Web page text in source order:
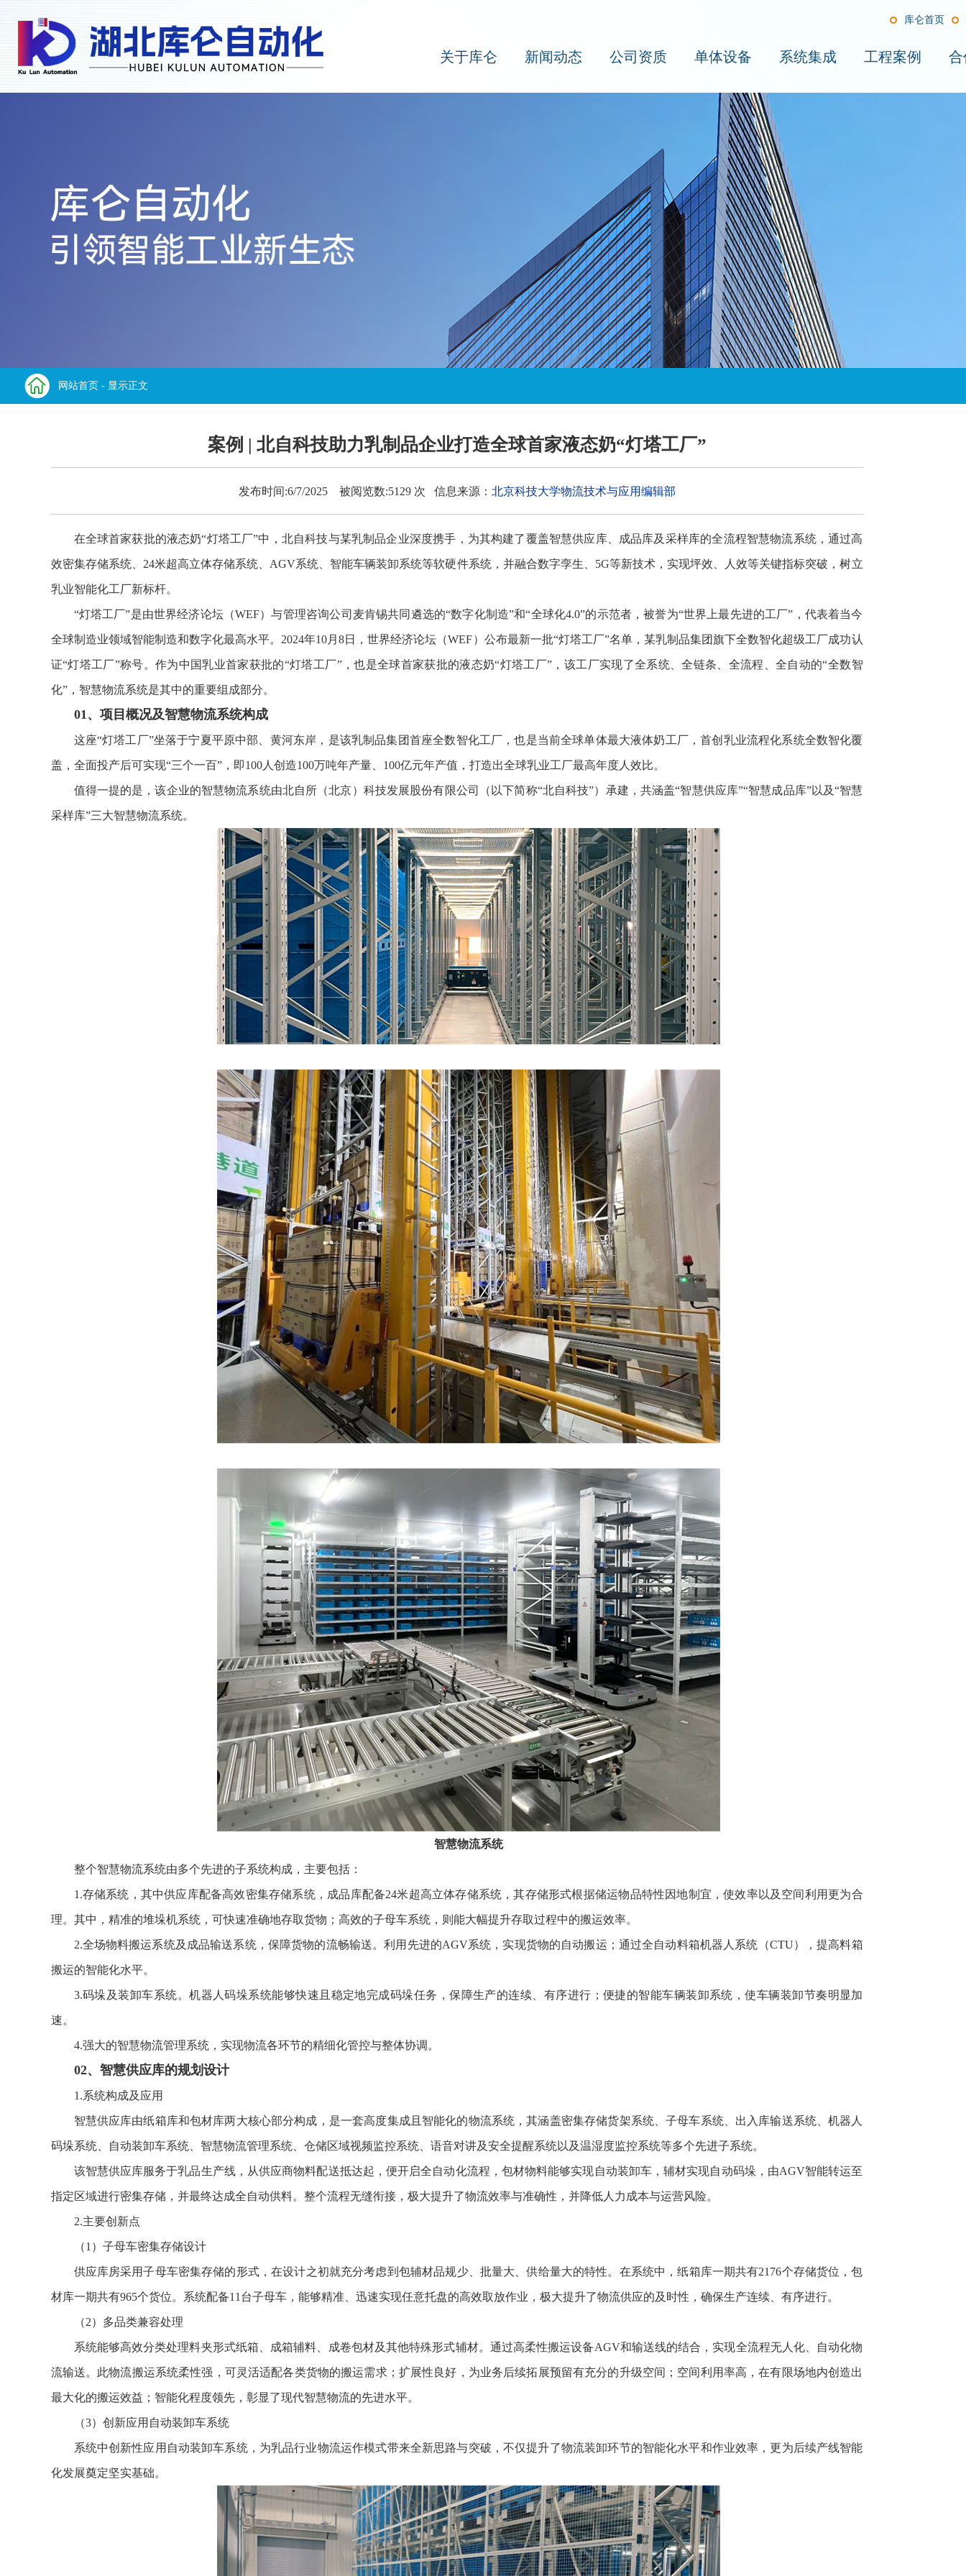
库仑首页
关于库仑 新闻动态 公司资质 单体设备 系统集成 工程案例 合
网站首页 - 显示正文
案例 | 北自科技助力乳制品企业打造全球首家液态奶“灯塔工厂”
发布时间:6/7/2025 被阅览数:5129 次 信息来源： 北京科技大学物流技术与应用编辑部
在全球首家获批的液态奶“灯塔工厂”中，北自科技与某乳制品企业深度携手，为其构建了覆盖智慧供应库、成品库及采样库的全流程智慧物流系统，通过高
效密集存储系统、24米超高立体存储系统、AGV系统、智能车辆装卸系统等软硬件系统，并融合数字孪生、5G等新技术，实现坪效、人效等关键指标突破，树立
乳业智能化工厂新标杆。
“灯塔工厂”是由世界经济论坛（WEF）与管理咨询公司麦肯锡共同遴选的“数字化制造”和“全球化4.0”的示范者，被誉为“世界上最先进的工厂”，代表着当今
全球制造业领域智能制造和数字化最高水平。2024年10月8日，世界经济论坛（WEF）公布最新一批“灯塔工厂”名单，某乳制品集团旗下全数智化超级工厂成功认
证“灯塔工厂”称号。作为中国乳业首家获批的“灯塔工厂”，也是全球首家获批的液态奶“灯塔工厂”，该工厂实现了全系统、全链条、全流程、全自动的“全数智
化”，智慧物流系统是其中的重要组成部分。
01、 项目概况及智慧物流系统构成
这座“灯塔工厂”坐落于宁夏平原中部、黄河东岸，是该乳制品集团首座全数智化工厂，也是当前全球单体最大液体奶工厂，首创乳业流程化系统全数智化覆
盖，全面投产后可实现“三个一百”，即100人创造100万吨年产量、100亿元年产值，打造出全球乳业工厂最高年度人效比。
值得一提的是，该企业的智慧物流系统由北自所（北京）科技发展股份有限公司（以下简称“北自科技”）承建，共涵盖“智慧供应库”“智慧成品库”以及“智慧
采样库”三大智慧物流系统。
智慧物流系统
整个智慧物流系统由多个先进的子系统构成，主要包括：
1.存储系统，其中供应库配备高效密集存储系统，成品库配备24米超高立体存储系统，其存储形式根据储运物品特性因地制宜，使效率以及空间利用更为合
理。其中，精准的堆垛机系统，可快速准确地存取货物；高效的子母车系统，则能大幅提升存取过程中的搬运效率。
2.全场物料搬运系统及成品输送系统，保障货物的流畅输送。利用先进的AGV系统，实现货物的自动搬运；通过全自动料箱机器人系统（CTU），提高料箱
搬运的智能化水平。
3.码垛及装卸车系统。机器人码垛系统能够快速且稳定地完成码垛任务，保障生产的连续、有序进行；便捷的智能车辆装卸系统，使车辆装卸节奏明显加
速。
4.强大的智慧物流管理系统，实现物流各环节的精细化管控与整体协调。
02、智慧供应库的规划设计
1.系统构成及应用
智慧供应库由纸箱库和包材库两大核心部分构成，是一套高度集成且智能化的物流系统，其涵盖密集存储货架系统、子母车系统、出入库输送系统、机器人
码垛系统、自动装卸车系统、智慧物流管理系统、仓储区域视频监控系统、语音对讲及安全提醒系统以及温湿度监控系统等多个先进子系统。
该智慧供应库服务于乳品生产线，从供应商物料配送抵达起，便开启全自动化流程，包材物料能够实现自动装卸车，辅材实现自动码垛，由AGV智能转运至
指定区域进行密集存储，并最终达成全自动供料。整个流程无缝衔接，极大提升了物流效率与准确性，并降低人力成本与运营风险。
2.主要创新点
（1）子母车密集存储设计
供应库房采用子母车密集存储的形式，在设计之初就充分考虑到包辅材品规少、批量大、供给量大的特性。在系统中，纸箱库一期共有2176个存储货位，包
材库一期共有965个货位。系统配备11台子母车，能够精准、迅速实现任意托盘的高效取放作业，极大提升了物流供应的及时性，确保生产连续、有序进行。
（2）多品类兼容处理
系统能够高效分类处理料夹形式纸箱、成箱辅料、成卷包材及其他特殊形式辅材。通过高柔性搬运设备AGV和输送线的结合，实现全流程无人化、自动化物
流输送。此物流搬运系统柔性强，可灵活适配各类货物的搬运需求；扩展性良好，为业务后续拓展预留有充分的升级空间；空间利用率高，在有限场地内创造出
最大化的搬运效益；智能化程度领先，彰显了现代智慧物流的先进水平。
（3）创新应用自动装卸车系统
系统中创新性应用自动装卸车系统，为乳品行业物流运作模式带来全新思路与突破，不仅提升了物流装卸环节的智能化水平和作业效率，更为后续产线智能
化发展奠定坚实基础。